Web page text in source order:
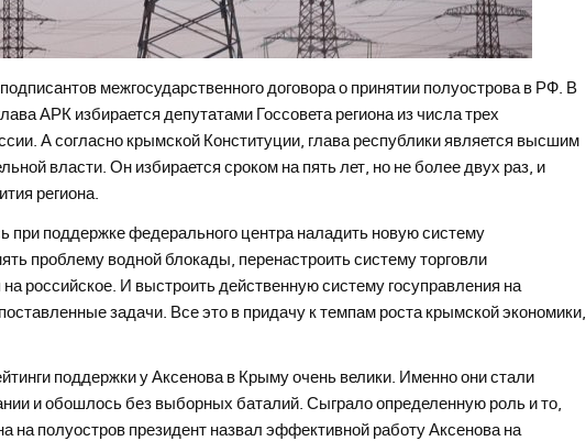
межгосударственного договора о принятии полуострова в РФ. В
АРК избирается депутатами Госсовета региона из числа трех
А согласно крымской Конституции, глава республики является высшим
власти. Он избирается сроком на пять лет, но не более двух раз, и
региона.
при поддержке федерального центра наладить новую систему
проблему водной блокады, перенастроить систему торговли
российское. И выстроить действенную систему госуправления на
задачи. Все это в придачу к темпам роста крымской экономики,
поддержки у Аксенова в Крыму очень велики. Именно они стали
и обошлось без выборных баталий. Сыграло определенную роль и то,
на полуостров президент назвал эффективной работу Аксенова на